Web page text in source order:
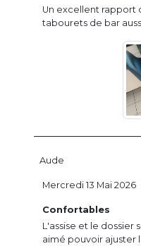
Un excellent rapport
tabourets de bar
Aude
Confortables
L'assise et le dossier
aimé pouvoir ajuster
Mercredi 13 Mai 2026